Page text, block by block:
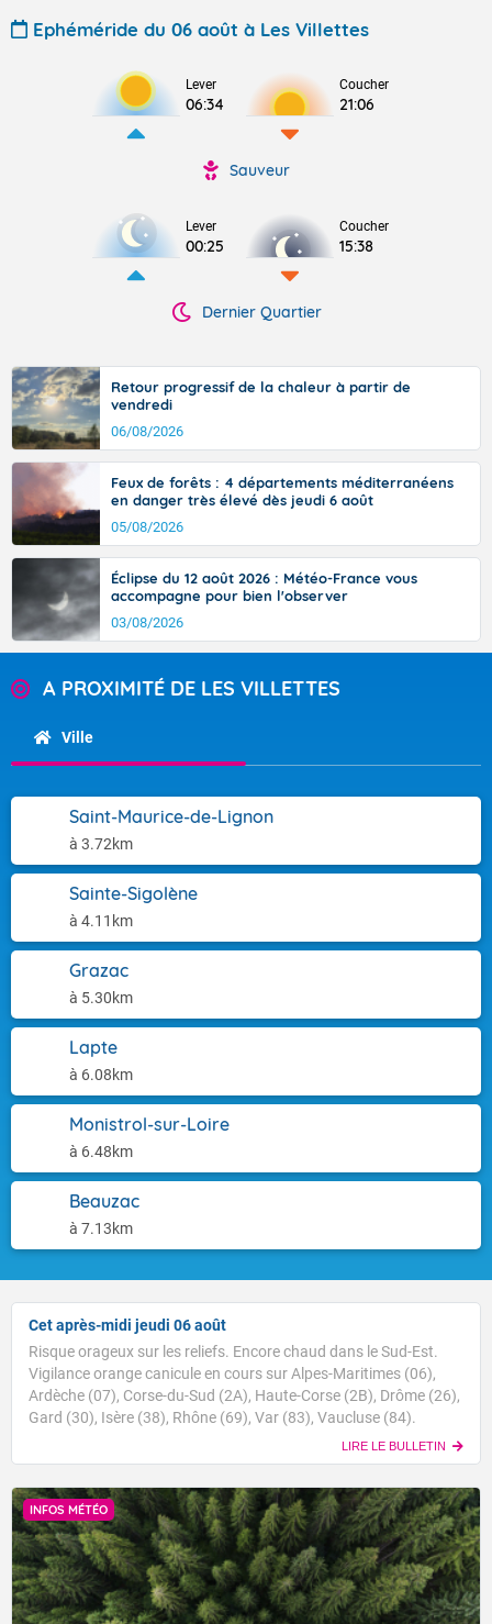
Ephéméride du 06 août à Les Villettes
Lever
06:34
Coucher
21:06
Sauveur
Lever
00:25
Coucher
15:38
Dernier Quartier
Retour progressif de la chaleur à partir de
vendredi
06/08/2026
Feux de forêts : 4 départements méditerranéens
en danger très élevé dès jeudi 6 août
05/08/2026
Éclipse du 12 août 2026 : Météo-France vous
accompagne pour bien l'observer
03/08/2026
A PROXIMITÉ DE LES VILLETTES
Ville
Saint-Maurice-de-Lignon
à 3.72km
Sainte-Sigolène
à 4.11km
Grazac
à 5.30km
Lapte
à 6.08km
Monistrol-sur-Loire
à 6.48km
Beauzac
à 7.13km
Cet après-midi jeudi 06 août
Risque orageux sur les reliefs. Encore chaud dans le Sud-Est.
Vigilance orange canicule en cours sur Alpes-Maritimes (06),
Ardèche (07), Corse-du-Sud (2A), Haute-Corse (2B), Drôme (26),
Gard (30), Isère (38), Rhône (69), Var (83), Vaucluse (84).
LIRE LE BULLETIN
INFOS MÉTÉO